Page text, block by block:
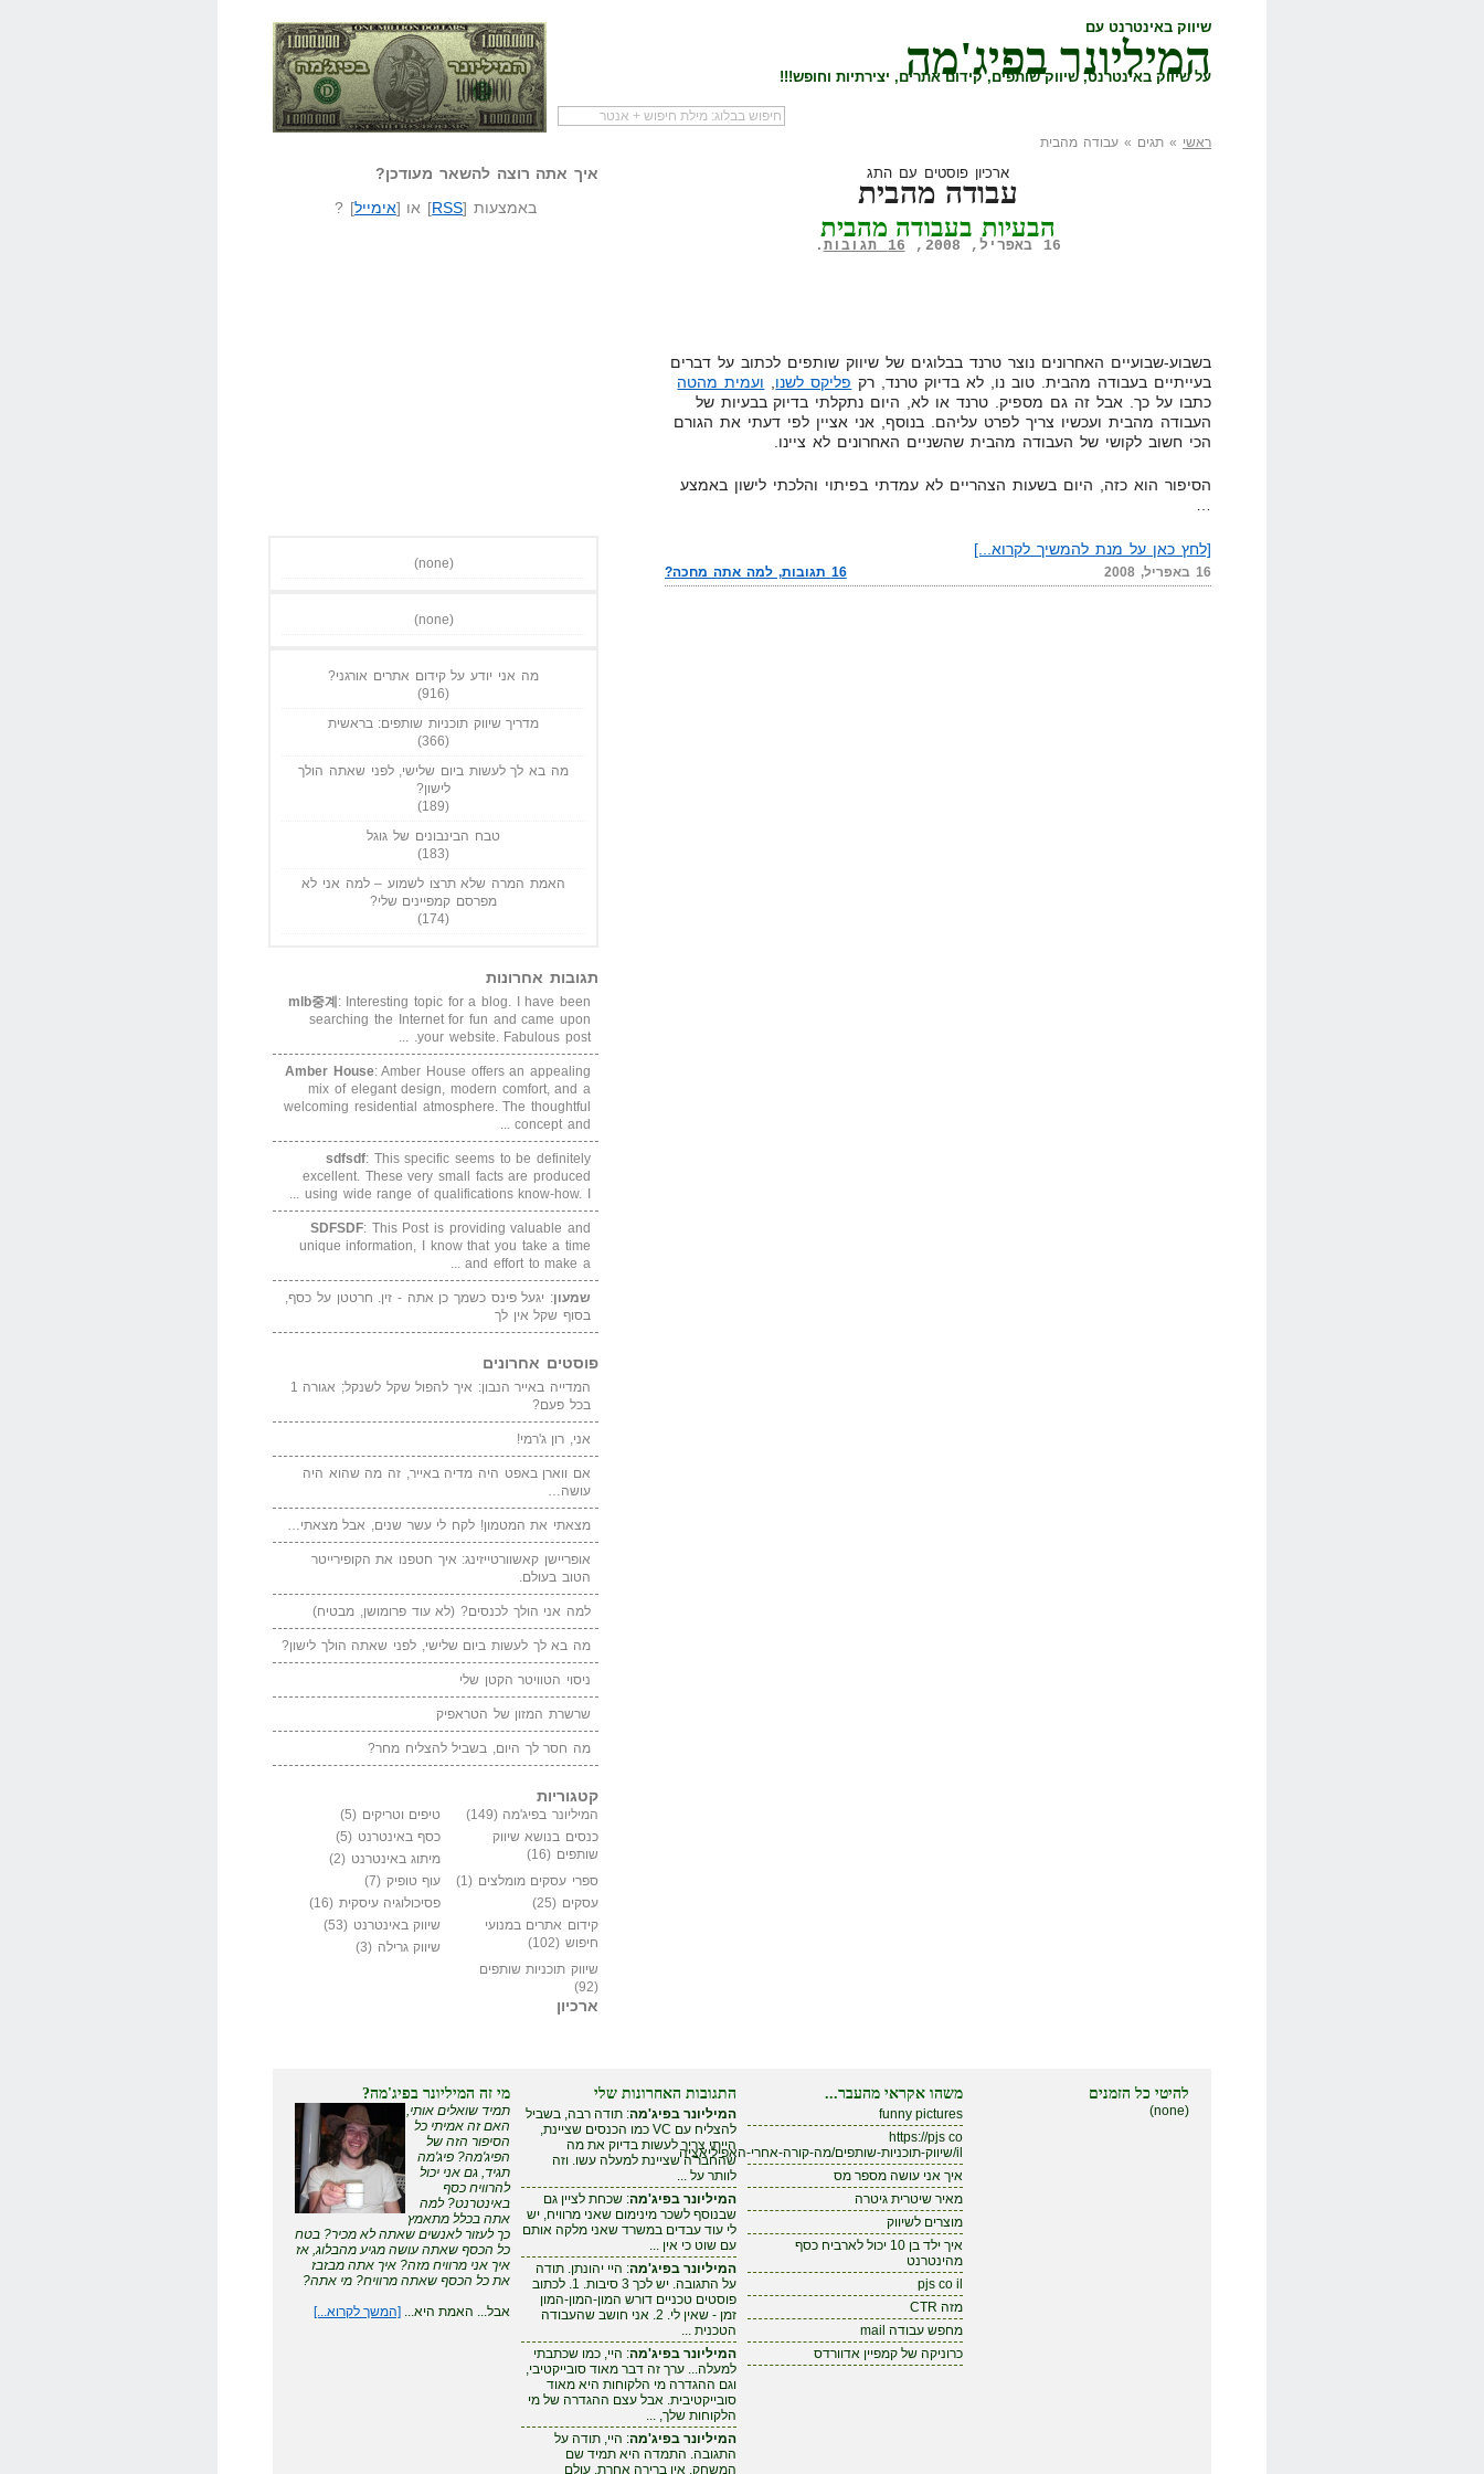
שיווק באינטרנט עם
המיליונר בפיג'מה
על שיווק באינטרנט, שיווק שותפים, קידום אתרים, יצירתיות וחופש!!!
שאל שאלה המיליונר בפיג'מה שיווק שותפים
ראשי » תגים » עבודה מהבית
ארכיון פוסטים עם התג
עבודה מהבית
הבעיות בעבודה מהבית
16 באפריל, 2008, 16 תגובות .
בשבוע-שבועיים האחרונים נוצר טרנד בבלוגים של שיווק שותפים לכתוב על דברים
בעייתיים בעבודה מהבית. טוב נו, לא בדיוק טרנד, רק פליקס לשנו
ועמית מהטה
כתבו על כך. אבל זה גם מספיק. טרנד או לא, היום נתקלתי בדיוק בבעיות של
העבודה מהבית ועכשיו צריך לפרט עליהם. בנוסף, אני אציין לפי דעתי את הגורם
הכי חשוב לקושי של העבודה מהבית שהשניים האחרונים לא ציינו.
הסיפור הוא כזה, היום בשעות הצהריים לא עמדתי בפיתוי והלכתי לישון באמצע
…
[לחץ כאן על מנת להמשיך לקרוא...]
16 תגובות, למה אתה מחכה? 16 באפריל, 2008
איך אתה רוצה להשאר מעודכן?
באמצעות [RSS] או [אימייל] ?
(none)
(none)
מה אני יודע על קידום אתרים אורגני?
(916)
מדריך שיווק תוכניות שותפים: בראשית
(366)
מה בא לך לעשות ביום שלישי, לפני שאתה הולך
לישון?
(189)
טבח הבינבונים של גוגל
(183)
האמת המרה שלא תרצו לשמוע – למה אני לא
מפרסם קמפיינים שלי?
(174)
תגובות אחרונות
mlb중계 : Interesting topic for a blog. I have been
searching the Internet for fun and came upon
your website. Fabulous post. ...
Amber House: Amber House offers an appealing
mix of elegant design, modern comfort, and a
welcoming residential atmosphere. The thoughtful
concept and ...
sdfsdf: This specific seems to be definitely
excellent. These very small facts are produced
using wide range of qualifications know-how. I ...
SDFSDF: This Post is providing valuable and
unique information, I know that you take a time
and effort to make a ...
שמעון: יגעל פינס כשמך כן אתה - זין. חרטטן על כסף,
בסוף שקל אין לך
פוסטים אחרונים
המדייה באייר הנבון: איך להפול שקל לשנקל; אגורה 1
בכל פעם?
אני, רון ג'רמי!
אם ווארן באפט היה מדיה באייר, זה מה שהוא היה
עושה…
מצאתי את המטמון! לקח לי עשר שנים, אבל מצאתי…
אופריישן קאשוורטייזינג: איך חטפנו את הקופירייטר
הטוב בעולם.
למה אני הולך לכנסים? (לא עוד פרומושן, מבטיח)
מה בא לך לעשות ביום שלישי, לפני שאתה הולך לישון?
ניסוי הטוויטר הקטן שלי
שרשרת המזון של הטראפיק
מה חסר לך היום, בשביל להצליח מחר?
קטגוריות
המיליונר בפיג'מה (149) טיפים וטריקים (5)
כנסים בנושא שיווק
שותפים (16)
כסף באינטרנט (5)
מיתוג באינטרנט (2)
ספרי עסקים מומלצים (1) עוף טופיק (7)
עסקים (25) פסיכולוגיה עיסקית (16)
קידום אתרים במנועי
חיפוש (102)
שיווק באינטרנט (53)
שיווק גרילה (3)
שיווק תוכניות שותפים
(92)
ארכיון
להיטי כל הזמנים
(none)
משהו אקראי מהעבר...
funny pictures
https://pjs co
il/שיווק-תוכניות-שותפים/מה-קורה-אחרי-האפיליאציה
איך אני עושה מספר מס
מאיר שיטרית גיטרה
מוצרים לשיווק
איך ילד בן 10 יכול לארביח כסף
מהינטרנט
pjs co il
מזה CTR
מחפש עבודה mail
כרוניקה של קמפיין אדוורדס
התגובות האחרונות שלי
המיליונר בפיג'מה: תודה רבה, בשביל
להצליח עם VC כמו הכנסים שציינת,
הייתי צריך לעשות בדיוק את מה
שהחבר'ה שציינת למעלה עשו. וזה
לוותר על ...
המיליונר בפיג'מה: שכחת לציין גם
שבנוסף לשכר מינימום שאני מרוויח, יש
לי עוד עבדים במשרד שאני מלקה אותם
עם שוט כי אין ...
המיליונר בפיג'מה: היי יהונתן. תודה
על התגובה. יש לכך 3 סיבות. 1. לכתוב
פוסטים טכניים דורש המון-המון-המון
זמן - שאין לי. 2. אני חושב שהעבודה
הטכנית ...
המיליונר בפיג'מה: היי, כמו שכתבתי
למעלה... ערך זה דבר מאוד סובייקטיבי,
וגם ההגדרה מי הלקוחות היא מאוד
סובייקטיבית. אבל עצם ההגדרה של מי
הלקוחות שלך, ...
המיליונר בפיג'מה: היי, תודה על
התגובה. התמדה היא תמיד שם
המשחק. אין ברירה אחרת. עולם
מי זה המיליונר בפיג'מה?
תמיד שואלים אותי,
האם זה אמיתי כל
הסיפור הזה של
הפיג'מה? פיג'מה
תגיד, גם אני יכול
להרוויח כסף
באינטרנט? למה
אתה בכלל מתאמץ
כך לעזור לאנשים שאתה לא מכיר? בטח
כל הכסף שאתה עושה מגיע מהבלוג, אז
איך אני מרוויח מזה? איך אתה מבזבז
את כל הכסף שאתה מרוויח? מי אתה?
אבל... האמת היא... [המשך לקרוא...]